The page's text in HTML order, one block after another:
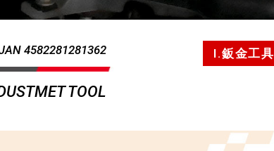
4582281281362
TOOL
I.鈑金工具